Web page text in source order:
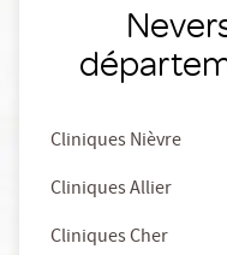
Cliniques Nièvre
Cliniques Allier
Cliniques Cher